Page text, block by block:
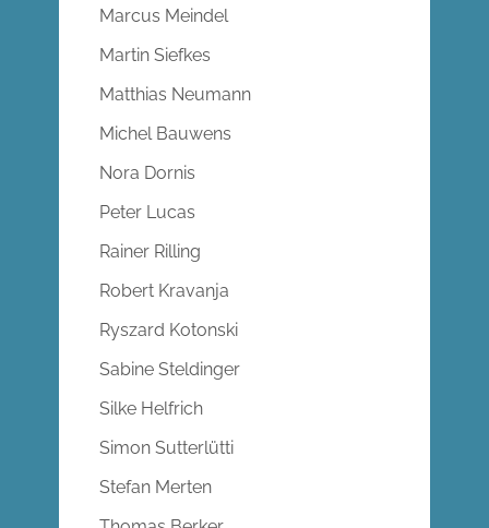
Marcus Meindel
Martin Siefkes
Matthias Neumann
Michel Bauwens
Nora Dornis
Peter Lucas
Rainer Rilling
Robert Kravanja
Ryszard Kotonski
Sabine Steldinger
Silke Helfrich
Simon Sutterlütti
Stefan Merten